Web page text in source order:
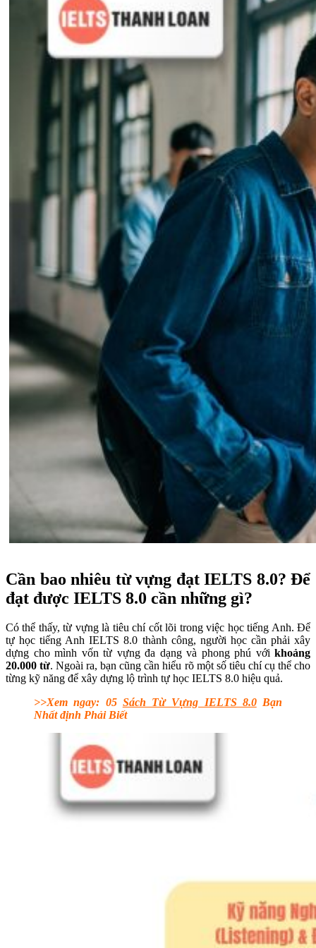
Cần bao nhiêu từ vựng đạt IELTS 8.0? Để
đạt được IELTS 8.0 cần những gì?
Có thể thấy, từ vựng là tiêu chí cốt lõi trong việc học tiếng Anh. Để
tự học tiếng Anh IELTS 8.0 thành công, người học cần phải xây
dựng cho mình vốn từ vựng đa dạng và phong phú với khoảng
20.000 từ. Ngoài ra, bạn cũng cần hiểu rõ một số tiêu chí cụ thể cho
từng kỹ năng để xây dựng lộ trình tự học IELTS 8.0 hiệu quả.
>>Xem ngay: 05 Sách Từ Vựng IELTS 8.0Bạn
Nhất định Phải Biết